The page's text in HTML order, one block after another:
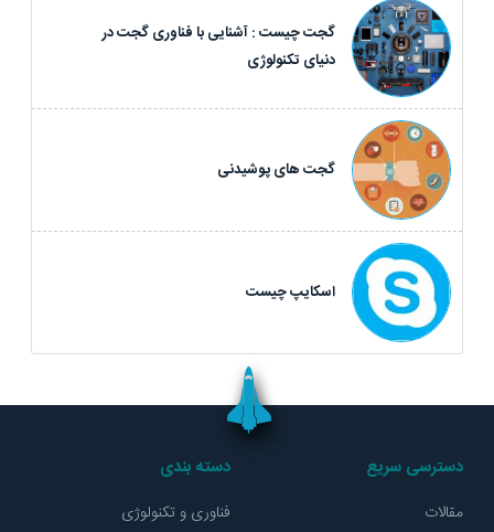
گجت چیست : آشنایی با فناوری گجت در
دنیای تکنولوژی
گجت های پوشیدنی
اسکایپ چیست
دسترسی سریع
مقالات
دسته بندی
فناوری و تکنولوژی